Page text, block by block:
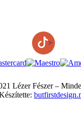
>
Lézer Fészer –